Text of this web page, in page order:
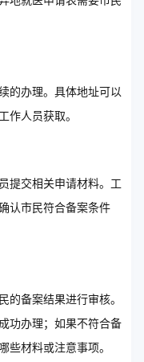
的办理。具体地址可以
作人员获取。
提交相关申请材料。工
认市民符合备案条件
的备案结果进行审核。
功办理；如果不符合备
些材料或注意事项。